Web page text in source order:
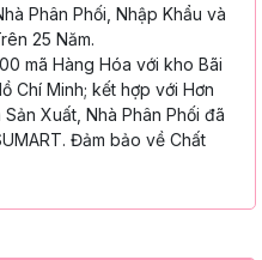
Phân Phối, Nhập Khẩu và
25 Năm.
mã Hàng Hóa với kho Bãi
Chí Minh; kết hợp với Hơn
Xuất, Nhà Phân Phối đã
Đảm bảo về Chất